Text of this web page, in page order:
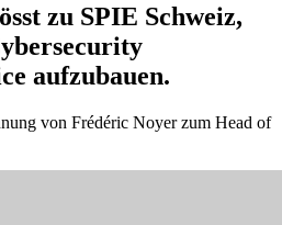
zu SPIE Schweiz,
aufzubauen.
von Frédéric Noyer zum Head of